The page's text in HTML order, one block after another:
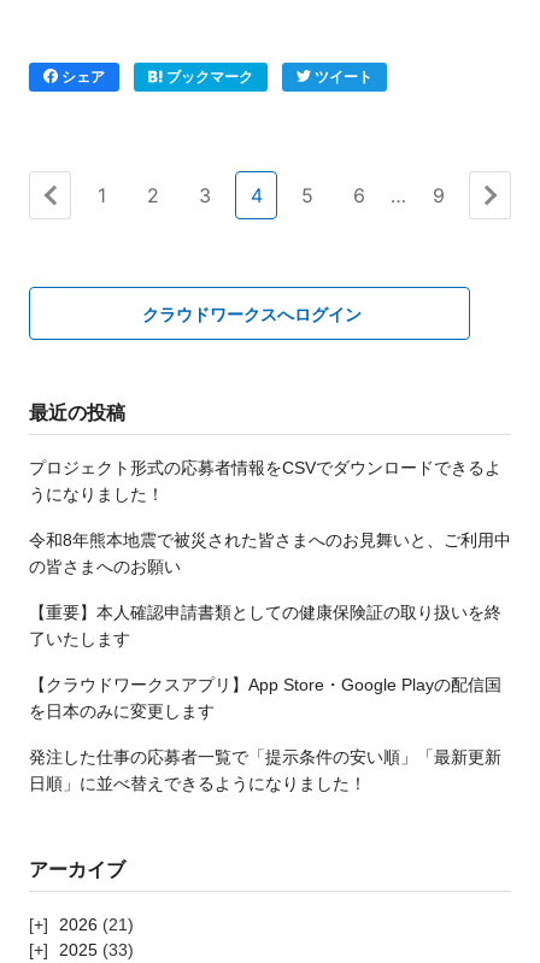
シェア ブックマーク ツイート
« 前
1 2 3 4 5 6 … 9
次へ
クラウドワークスへログイン
最近の投稿
プロジェクト形式の応募者情報をCSVでダウンロードできるよ
うになりました！
令和8年熊本地震で被災された皆さまへのお見舞いと、ご利用中
の皆さまへのお願い
【重要】本人確認申請書類としての健康保険証の取り扱いを終
了いたします
【クラウドワークスアプリ】App Store・Google Playの配信国
を日本のみに変更します
発注した仕事の応募者一覧で「提示条件の安い順」「最新更新
日順」に並べ替えできるようになりました！
アーカイブ
2026 (21)
2025 (33)